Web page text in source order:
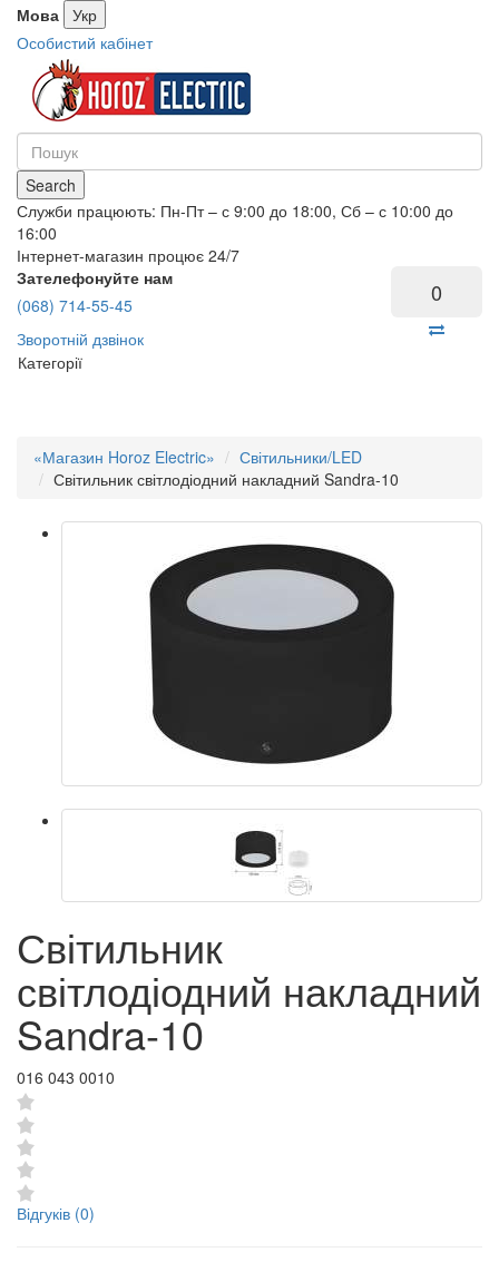
Мова Укр
Особистий кабінет
Search
Служби працюють: Пн-Пт – с 9:00 до 18:00, Сб – с 10:00 до
16:00
Інтернет-магазин процює 24/7
Зателефонуйте нам
(068) 714-55-45
Зворотній дзвінок
0
Категорії
«Магазин Horoz Electric»
Світильники/LED
Світильник світлодіодний накладний Sandra-10
Світильник
світлодіодний накладний
Sandra-10
016 043 0010
Відгуків (0)